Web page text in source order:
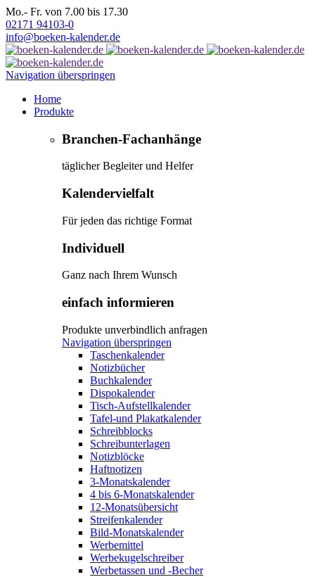
Mo.- Fr. von 7.00 bis 17.30
02171 94103-0
info@boeken-kalender.de
Navigation überspringen
Home
Produkte
Branchen-Fachanhänge
täglicher Begleiter und Helfer
Kalendervielfalt
Für jeden das richtige Format
Individuell
Ganz nach Ihrem Wunsch
einfach informieren
Produkte unverbindlich anfragen
Navigation überspringen
Taschenkalender
Notizbücher
Buchkalender
Dispokalender
Tisch-Aufstellkalender
Tafel-und Plakatkalender
Schreibblocks
Schreibunterlagen
Notizblöcke
Haftnotizen
3-Monatskalender
4 bis 6-Monatskalender
12-Monatsübersicht
Streifenkalender
Bild-Monatskalender
Werbemittel
Werbekugelschreiber
Werbetassen und -Becher